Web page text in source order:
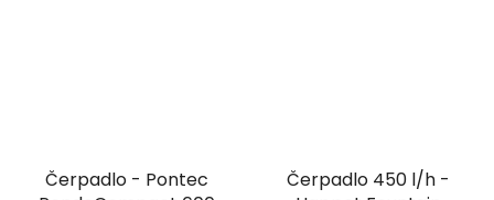
Čerpadlo - Pontec
Čerpadlo 450 l/h -